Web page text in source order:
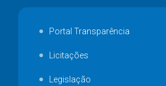
Portal Transparência
Licitações
Legislação